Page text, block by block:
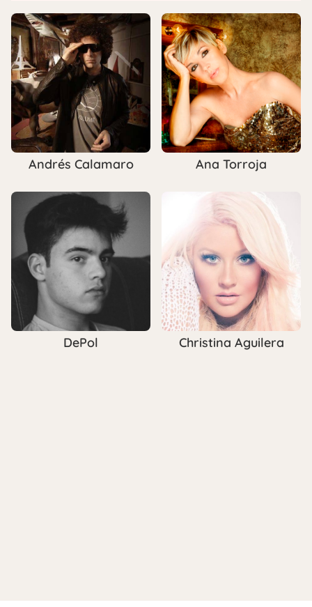
Andrés Calamaro Ana Torroja
DePol Christina Aguilera